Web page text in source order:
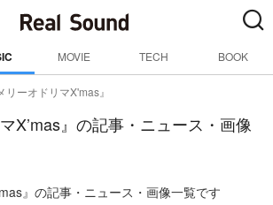
MOVIE TECH BOOK
リーオドリマX'mas』
X’mas』の記事・ニュース・画像
』の記事・ニュース・画像一覧です